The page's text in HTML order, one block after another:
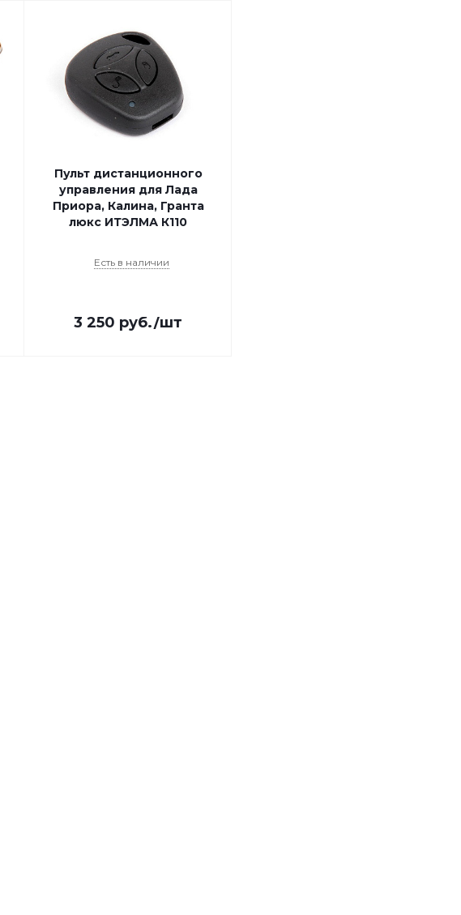
Пульт дистанционного
управления для Лада
Приора, Калина, Гранта
люкс ИТЭЛМА К110
Есть в наличии
3 250 руб./шт